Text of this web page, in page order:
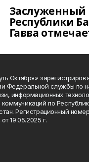
Заслуженный
Республики
Гавва
Октября»
Федеральной службы по
информационных
по
Регистрационный
19.05.2025 г.